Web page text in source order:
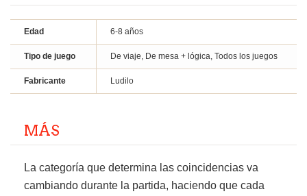
Edad 6-8 años
Tipo de juego De viaje, De mesa + lógica, Todos los juegos
Fabricante Ludilo
MÁS
La categoría que determina las coincidencias va
cambiando durante la partida, haciendo que cada